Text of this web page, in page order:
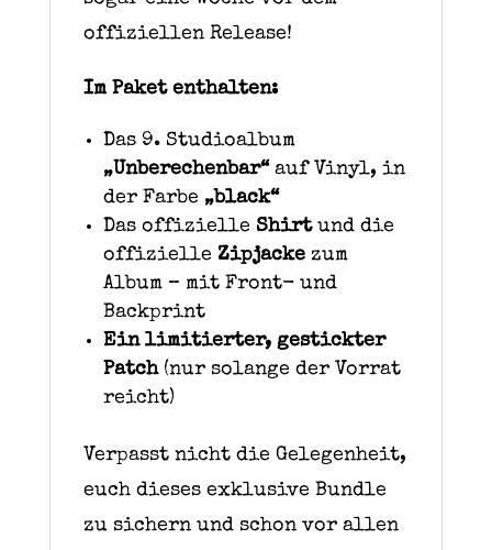
offiziellen Release!
Im Paket enthalten:
Das 9. Studioalbum
„Unberechenbar“auf Vinyl, in
der Farbe „black“
Das offizielle Shirtund die
offizielle Zipjacke zum
Album – mit Front- und
Backprint
Ein limitierter, gestickter
Patch(nur solange der Vorrat
reicht)
Verpasst nicht die Gelegenheit,
euch dieses exklusive Bundle
zu sichern und schon vor allen